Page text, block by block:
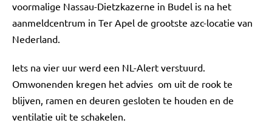
voormalige Nassau-Dietzkazerne in Budel is na het
aanmeldcentrum in Ter Apel de grootste azc-locatie van
Nederland.
Iets na vier uur werd een NL-Alert verstuurd.
Omwonenden kregen het advies om uit de rook te
blijven, ramen en deuren gesloten te houden en de
ventilatie uit te schakelen.